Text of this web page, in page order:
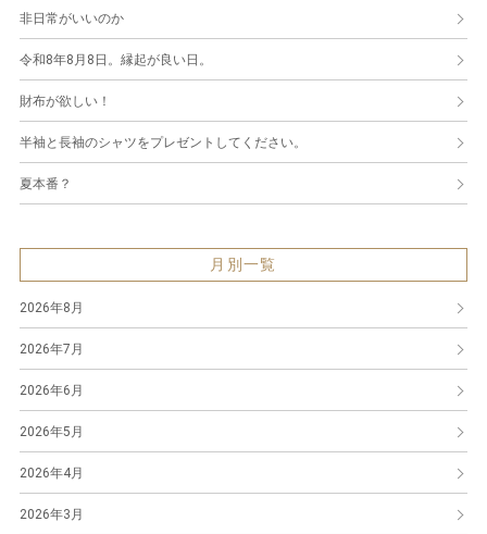
非日常がいいのか
令和8年8月8日。縁起が良い日。
財布が欲しい！
半袖と長袖のシャツをプレゼントしてください。
夏本番？
月別一覧
2026年8月
2026年7月
2026年6月
2026年5月
2026年4月
2026年3月